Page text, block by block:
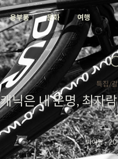
용부품 문화 여행
특집/
닉은 내 운명, 최자
피아랑·